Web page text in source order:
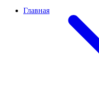
Главная